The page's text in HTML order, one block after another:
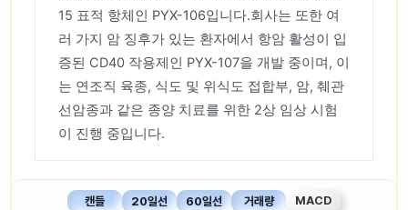
15 표적 항체인 PYX-106입니다.회사는 또한 여
러 가지 암 징후가 있는 환자에서 항암 활성이 입
증된 CD40 작용제인 PYX-107을 개발 중이며, 이
는 연조직 육종, 식도 및 위식도 접합부, 암, 췌관
선암종과 같은 종양 치료를 위한 2상 임상 시험
이 진행 중입니다.
캔들 20일선 60일선 거래량 MACD